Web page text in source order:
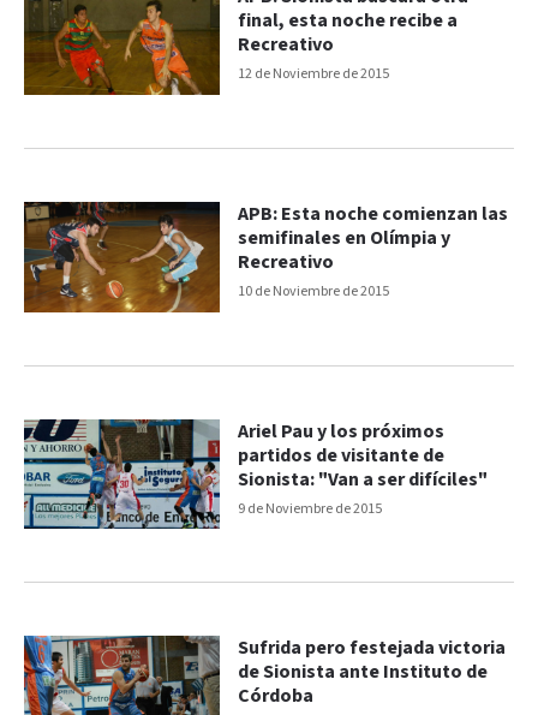
12 de Noviembre de 2015
final, esta noche recibe a
Recreativo
10 de Noviembre de 2015
APB: Esta noche comienzan las
semifinales en Olímpia y
Recreativo
9 de Noviembre de 2015
Ariel Pau y los próximos
partidos de visitante de
Sionista: "Van a ser difíciles"
Sufrida pero festejada victoria
de Sionista ante Instituto de
Córdoba